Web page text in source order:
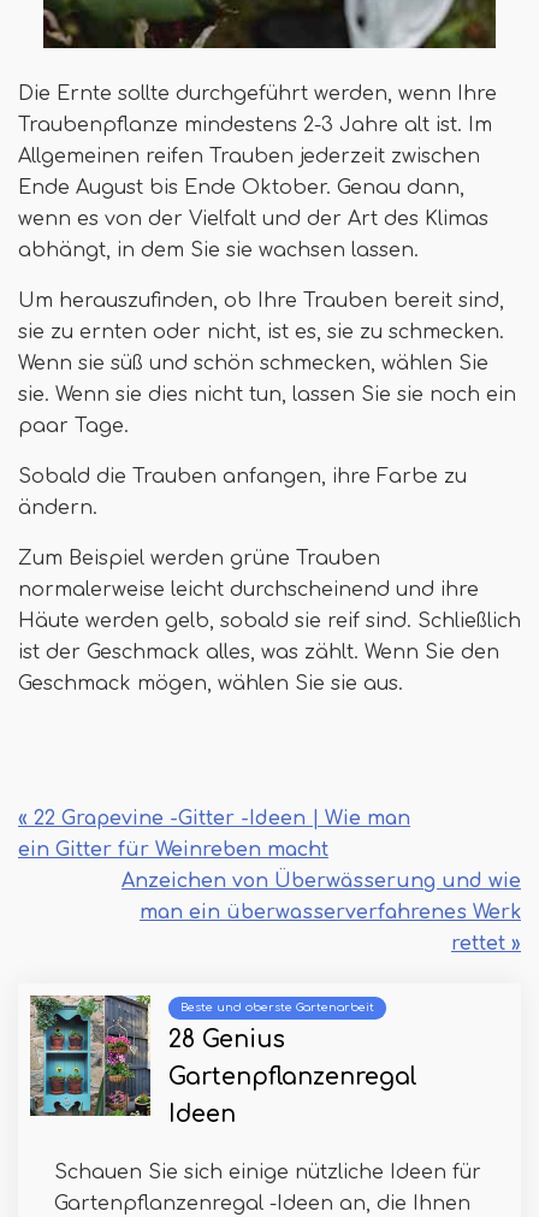
Die Ernte sollte durchgeführt werden, wenn Ihre
Traubenpflanze mindestens 2-3 Jahre alt ist. Im
Allgemeinen reifen Trauben jederzeit zwischen
Ende August bis Ende Oktober. Genau dann,
wenn es von der Vielfalt und der Art des Klimas
abhängt, in dem Sie sie wachsen lassen.
Um herauszufinden, ob Ihre Trauben bereit sind,
sie zu ernten oder nicht, ist es, sie zu schmecken.
Wenn sie süß und schön schmecken, wählen Sie
sie. Wenn sie dies nicht tun, lassen Sie sie noch ein
paar Tage.
Sobald die Trauben anfangen, ihre Farbe zu
ändern.
Zum Beispiel werden grüne Trauben
normalerweise leicht durchscheinend und ihre
Häute werden gelb, sobald sie reif sind. Schließlich
ist der Geschmack alles, was zählt. Wenn Sie den
Geschmack mögen, wählen Sie sie aus.
« 22 Grapevine -Gitter -Ideen | Wie man
ein Gitter für Weinreben macht
Anzeichen von Überwässerung und wie
man ein überwasserverfahrenes Werk
rettet »
Beste und oberste Gartenarbeit
28 Genius
Gartenpflanzenregal
Ideen
Schauen Sie sich einige nützliche Ideen für
Gartenpflanzenregal -Ideen an, die Ihnen